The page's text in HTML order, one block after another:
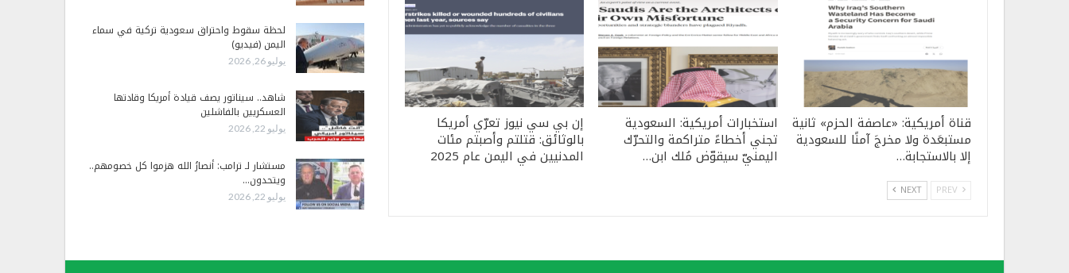
قناة أمريكية: «عاصفة الحزم» ثانية
مستبعَدة ولا مخرجَ آمنًا للسعودية
إلا بالاستجابة…
استخبارات أمريكية: السعودية
تجني أخطاءً متراكمة والتحرّك
اليمنيّ سيقوّض مُلك ابن…
إن بي سي نيوز تعرّي أمريكا
بالوثائق: قتلتم وأصبتم مئات
المدنيين في اليمن عام 2025
NEXT
لحظة سقوط واحتراق سعودية تركية في سماء
اليمن (فيديو)
يوليو 26, 2026
شاهد.. سيناتور يصف قيادة أمريكا وقادتها
العسكريين بالفاشلين
يوليو 22, 2026
مستشار لـ ترامب: أنصارُ الله هزموا كل خصومهم..
ويتحدون…
يوليو 22, 2026